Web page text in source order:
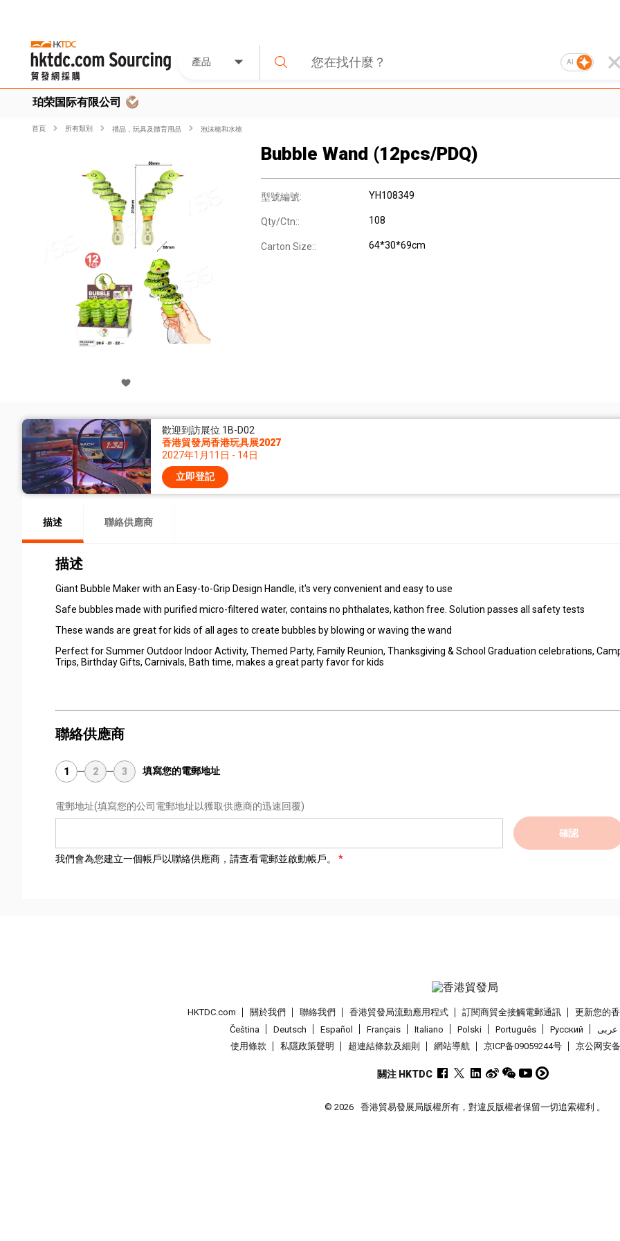
產品 AI
珀荣国际有限公司
首頁 所有類別 禮品，玩具及體育用品 泡沫槍和水槍
Bubble Wand (12pcs/PDQ)
型號編號: YH108349
Qty/Ctn:: 108
Carton Size:: 64*30*69cm
歡迎到訪展位 1B-D02
香港貿發局香港玩具展2027
2027年1月11日 - 14日
立即登記
描述 聯絡供應商
描述
Giant Bubble Maker with an Easy-to-Grip Design Handle, it's very convenient and easy to use
Safe bubbles made with purified micro-filtered water, contains no phthalates, kathon free. Solution passes all safety tests
These wands are great for kids of all ages to create bubbles by blowing or waving the wand
Perfect for Summer Outdoor Indoor Activity, Themed Party, Family Reunion, Thanksgiving & School Graduation celebrations,
Trips, Birthday Gifts, Carnivals, Bath time, makes a great party favor for kids
聯絡供應商
1 2 3 填寫您的電郵地址
電郵地址(填寫您的公司電郵地址以獲取供應商的迅速回覆)
確認
我們會為您建立一個帳戶以聯絡供應商，請查看電郵並啟動帳戶。
HKTDC.com 關於我們 聯絡我們 香港貿發局流動應用程式 訂閱商貿全接觸電郵通訊
更新您的
Čeština
Deutsch Español Français Italiano Polski Português Pусский
عربى
使用條款
私隱政策聲明 超連結條款及細則 網站導航 京ICP备09059244号 京公网安
關注 HKTDC
© 2026 香港貿易發展局版權所有，對違反版權者保留一切追索權利 。